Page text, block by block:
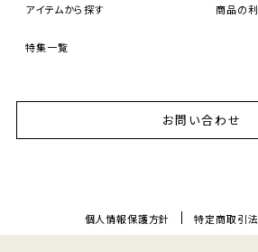
アイテムから探す
特集一覧
商品の
お問い合わせ
個人情報保護方針 特定商取引